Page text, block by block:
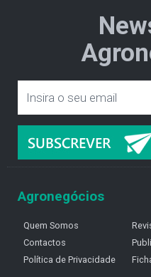
Agronegócios
Quem Somos
Contactos
Política de Privacidade